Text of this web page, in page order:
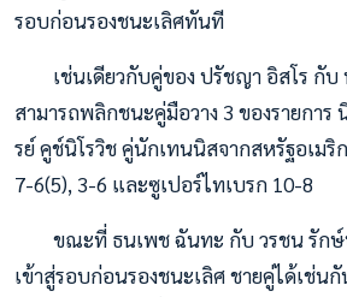
รอบก่อนรองชนะเลิศทันที
เช่นเดียวกับคู่ของ ปรัชญา อิสโร กับ
สามารถพลิกชนะคู่มือวาง 3 ของรายการ
รย์ คูช์นิโรวิช คู่นักเทนนิสจากสหรัฐอเมริ
7-6(5), 3-6 และซูเปอร์ไทเบรก 10-8
ขณะที่ ธนเพช ฉันทะ กับ วรชน รักษ์
เข้าสู่รอบก่อนรองชนะเลิศ ชายคู่ได้เช่น